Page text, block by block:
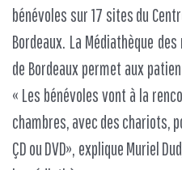
bénévoles sur 17 sites du
Bordeaux. La Médiathèque
de Bordeaux permet aux
« Les bénévoles vont à la
chambres, avec des chariots,
ÇD ou DVD», explique Muriel